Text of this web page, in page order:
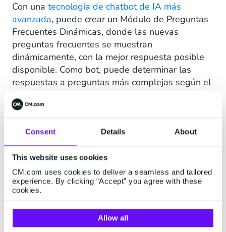
Consent Details About
This website uses cookies
CM.com uses cookies to deliver a seamless and tailored
experience. By clicking “Accept” you agree with these
cookies.
Allow all
Con una tecnología de chatbot de IA más
avanzada, puede crear un Módulo de Preguntas
Frecuentes Dinámicas, donde las nuevas
preguntas frecuentes se muestran
dinámicamente, con la mejor respuesta posible
disponible. Como bot, puede determinar las
respuestas a preguntas más complejas según el
formato de la pregunta y la información que
tiene su organización. Por ejemplo, los clientes
pueden hacer la pregunta en cualquier forma y
el bot buscará la mejor respuesta en todas las
bases de datos conectadas (ya sea el sitio web,
su catálogo o preguntas previamente
realizadas). Puede reconocer preguntas basadas
en entidades e intenciones.
¿Cuáles son los beneficios